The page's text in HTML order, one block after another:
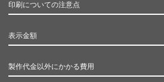
印刷についての注意点
表示金額
製作代金以外にかかる費用